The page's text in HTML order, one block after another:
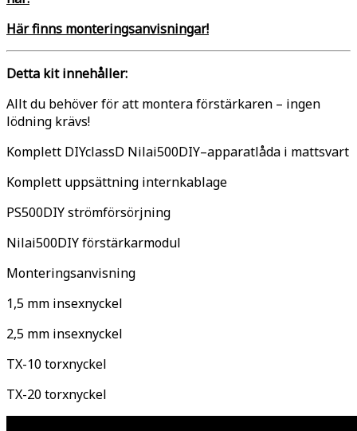
Här finns monteringsanvisningar!
Detta kit innehåller:
Allt du behöver för att montera förstärkaren – ingen
lödning krävs!
Komplett DIYclassD Nilai500DIY–apparatlåda i mattsvart
Komplett uppsättning internkablage
PS500DIY strömförsörjning
Nilai500DIY förstärkarmodul
Monteringsanvisning
1,5 mm insexnyckel
2,5 mm insexnyckel
TX-10 torxnyckel
TX-20 torxnyckel